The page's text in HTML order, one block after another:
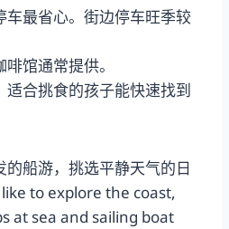
车最省心。街边停车旺季较
馆通常提供。
适合挑食的孩子能快速找到
船游，挑选平静天气的日
to explore the coast,
at sea and sailing boat